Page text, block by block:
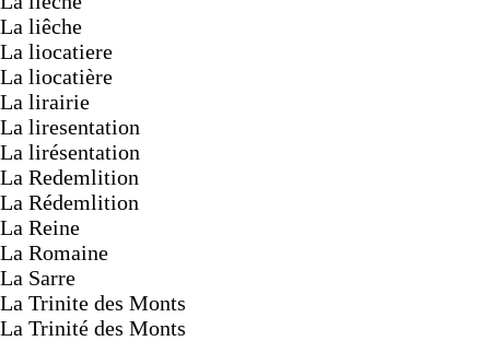
La liêche
La liocatiere
La liocatière
La lirairie
La liresentation
La lirésentation
La Redemlition
La Rédemlition
La Reine
La Romaine
La Sarre
La Trinite des Monts
La Trinité des Monts